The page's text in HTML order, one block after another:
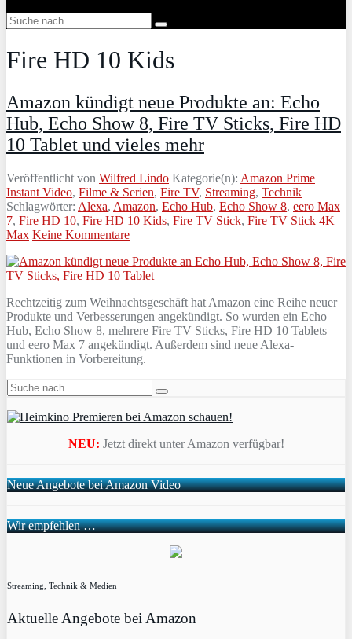
Fire HD 10 Kids
Amazon kündigt neue Produkte an: Echo
Hub, Echo Show 8, Fire TV Sticks, Fire HD
10 Tablet und vieles mehr
Veröffentlicht von Wilfred Lindo Kategorie(n): Amazon Prime
Instant Video, Filme & Serien, Fire TV, Streaming, Technik
Schlagwörter: Alexa, Amazon, Echo Hub, Echo Show 8, eero Max
7, Fire HD 10, Fire HD 10 Kids, Fire TV Stick, Fire TV Stick 4K
Max Keine Kommentare
Rechtzeitig zum Weihnachtsgeschäft hat Amazon eine Reihe neuer
Produkte und Verbesserungen angekündigt. So wurden ein Echo
Hub, Echo Show 8, mehrere Fire TV Sticks, Fire HD 10 Tablets
und eero Max 7 angekündigt. Außerdem sind neue Alexa-
Funktionen in Vorbereitung.
NEU: Jetzt direkt unter Amazon verfügbar!
Neue Angebote bei Amazon Video
Wir empfehlen …
Streaming, Technik & Medien
Aktuelle Angebote bei Amazon